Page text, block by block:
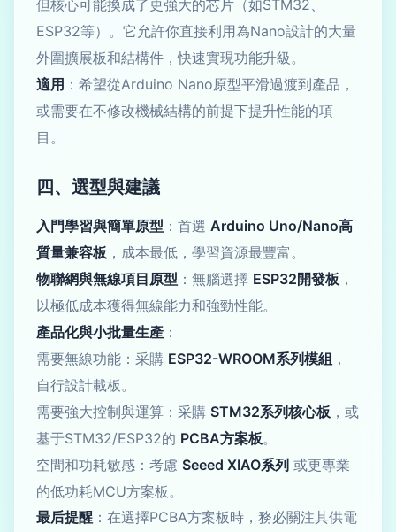
但核心可能換成了更強大的芯片（如STM32、
ESP32等）。它允許你直接利用為Nano設計的大量
外圍擴展板和結構件，快速實現功能升級。
適用 ：希望從Arduino Nano原型平滑過渡到產品，
或需要在不修改機械結構的前提下提升性能的項
目。
四、選型與建議
入門學習與簡單原型 ：首選 Arduino Uno/Nano高
質量兼容板 ，成本最低，學習資源最豐富。
物聯網與無線項目原型 ：無腦選擇 ESP32開發板 ，
以極低成本獲得無線能力和強勁性能。
產品化與小批量生產 ：
需要無線功能：采購 ESP32-WROOM系列模組 ，
自行設計載板。
需要強大控制與運算：采購 STM32系列核心板 ，或
基于STM32/ESP32的 PCBA方案板。
空間和功耗敏感：考慮 Seeed XIAO系列 或更專業
的低功耗MCU方案板。
最后提醒 ：在選擇PCBA方案板時，務必關注其供電